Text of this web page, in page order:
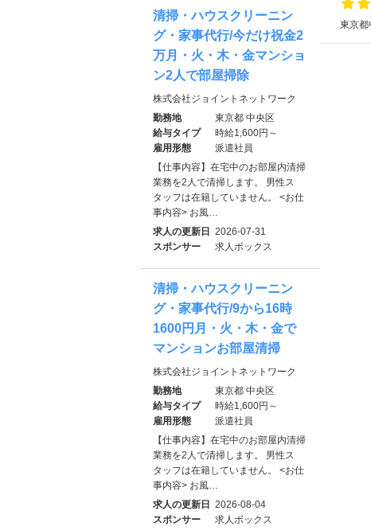
東京都
清掃・ハウスクリーニン
グ・家事代行/今だけ祝金2
万月・火・木・金マンショ
ン2人で部屋掃除
株式会社ジョイントネットワーク
勤務地
東京都 中央区
給与タイプ
時給1,600円～
雇用形態
派遣社員
【仕事内容】在宅中のお部屋内清掃
業務を2人で清掃します。 男性ス
タッフは在籍していません。 <お仕
事内容> お風…
求人の更新日
2026-07-31
スポンサー
求人ボックス
清掃・ハウスクリーニン
グ・家事代行/9から16時
1600円月・火・木・金で
マンションお部屋清掃
株式会社ジョイントネットワーク
勤務地
東京都 中央区
給与タイプ
時給1,600円～
雇用形態
派遣社員
【仕事内容】在宅中のお部屋内清掃
業務を2人で清掃します。 男性ス
タッフは在籍していません。 <お仕
事内容> お風…
求人の更新日
2026-08-04
スポンサー
求人ボックス